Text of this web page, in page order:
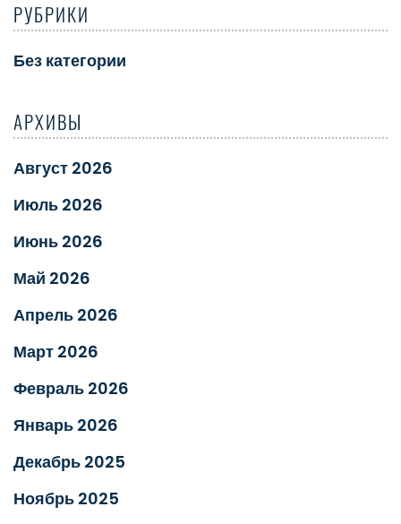
РУБРИКИ
Без категории
АРХИВЫ
Август 2026
Июль 2026
Июнь 2026
Май 2026
Апрель 2026
Март 2026
Февраль 2026
Январь 2026
Декабрь 2025
Ноябрь 2025